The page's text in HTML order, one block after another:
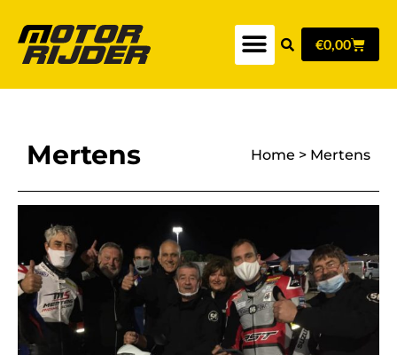
€0,00
Home > Mertens
Mertens